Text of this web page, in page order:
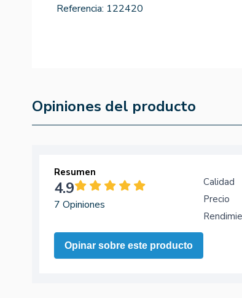
Referencia: 122420
Opiniones del producto
Resumen
4.9
7 Opiniones
Opinar sobre este producto
Calidad
Precio